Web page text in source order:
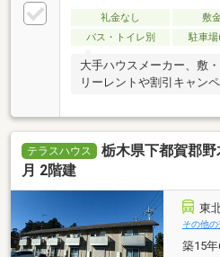
礼金なし 敷
バス・トイレ別
駐車
大手ハウスメーカー、敷
リーレントや割引キャン
テラスハウス
栃木県下都賀郡
月 2階建
東
その他の
築15